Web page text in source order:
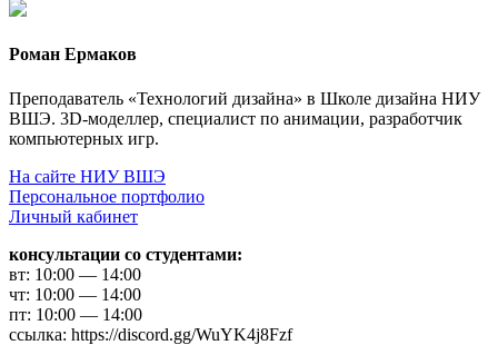
Роман Ермаков
Преподаватель «Технологий дизайна» в Школе дизайна НИУ
ВШЭ. 3D-моделлер, специалист по анимации, разработчик
компьютерных игр.
На сайте НИУ ВШЭ
Персональное портфолио
Личный кабинет
консультации со студентами:
вт: 10:00 — 14:00
чт: 10:00 — 14:00
пт: 10:00 — 14:00
ссылка: https://discord.gg/WuYK4j8Fzf